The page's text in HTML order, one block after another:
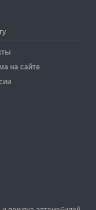
на сайте